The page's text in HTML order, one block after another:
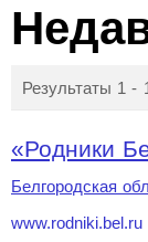
Результаты 1 -
«Родники
Белгородская
www.rodniki.bel.ru